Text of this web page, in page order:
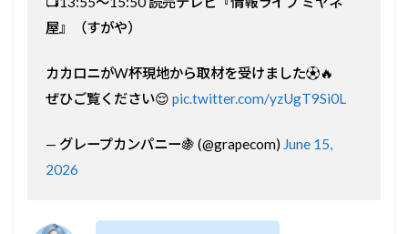
屋』（すがや）
カカロニがW杯現地から取材を受けました⚽️🔥
ぜひご覧ください😌 pic.twitter.com/yzUgT9Si0L
— グレープカンパニー🍇 (@grapecom) June 15,
2026